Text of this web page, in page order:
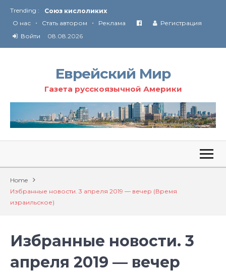
Trending :
Союз кислоликих
Соглашение США с Ираном
Технология Революции в Иране
О нас • Стать автором • Реклама
Регистрация
Войти
08.08.2026
Еврейский Мир
Газета русскоязычной Америки
Home
Избранные новости. 3 апреля 2019 — вечер (Время
израильское)
Избранные новости. 3
апреля 2019 — вечер